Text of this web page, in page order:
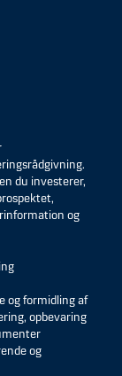
du investerer,
og
og formidling af
opbevaring
og